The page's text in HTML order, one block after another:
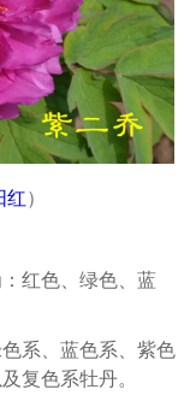
红）
红色、绿色、蓝
系、蓝色系、紫色
复色系牡丹。